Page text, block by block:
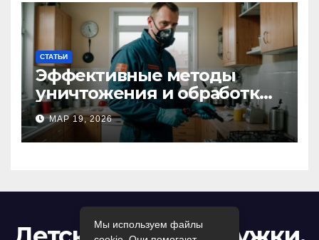
СТАТЬИ
Эффективные методы
уничтожения и обработки
тараканов в Москве:
профессиональный подход
к дезинсекции квартир и
МАР 19, 2026
Мы используем файлы